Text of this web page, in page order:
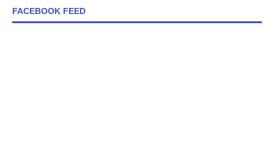
FACEBOOK FEED